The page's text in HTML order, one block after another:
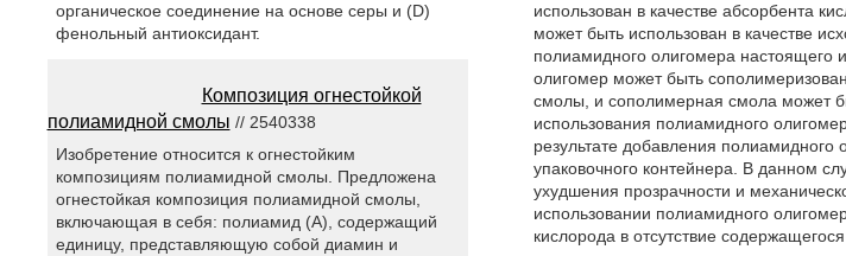
использован в качестве абсорбента
может быть использован в качестве
полиамидного олигомера настоящего
олигомер может быть
смолы, и сополимерная смола может
использования полиамидного
результате добавления
упаковочного контейнера. В данном
ухудшения прозрачности и
использовании полиамидного
кислорода в отсутствие
органическое соединение на основе серы и (D)
фенольный антиоксидант.
Композиция огнестойкой
полиамидной смолы // 2540338
Изобретение относится к огнестойким
композициям полиамидной смолы. Предложена
огнестойкая композиция полиамидной смолы,
включающая в себя: полиамид (А), содержащий
единицу, представляющую собой диамин и